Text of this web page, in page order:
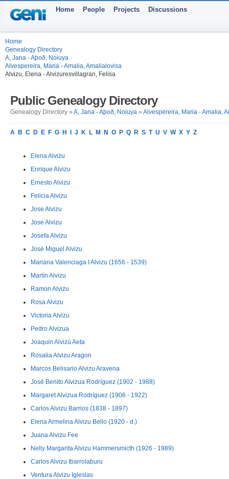
Home People Projects Discussions
Home
Genealogy Directory
A, Jana - Aþoð, Noiuya
Alvespereira, Maria - Amalia, Amalialovisa
Alvizu, Elena - Alvizuresvillagran, Felisa
Public Genealogy Directory
Genealogy Directory » A, Jana - Aþoð, Noiuya » Alvespereira, Maria - Amalia,
A B C D E F G H J K L M N O P Q R S T U V W X Y Z
Elena Alvizu
Enrique Alvizu
Ernesto Alvizu
Felicia Alvizu
Jose Alvizu
Jose Alvizu
Josefa Alvizu
José Miguel Alvizu
Mariana Valenciaga I Alvizu (1656 - 1539)
Martín Alvizu
Ramon Alvizu
Rosa Alvizu
Victoria Alvizu
Pedro Alvizua
Joaquin Alvizú Aeta
Rosalia Alvizu Aragon
Marcos Belisario Alvizu Aravena
José Benito Alvizua Rodríguez (1902 - 1988)
Margaret Alvizua Rodríguez (1906 - 1922)
Carlos Alvizu Barrios (1838 - 1897)
Elena Armelina Alvizu Bello (1920 - d.)
Juana Alvizu Fee
Nelly Margarita Alvizu Hammersmicth (1926 - 1989)
Carlos Alvizu Ibarrolaburu
Ventura Alvizu Iglesias